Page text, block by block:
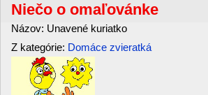
Niečo o omaľovánke
Názov: Unavené kuriatko
Z kategórie: Domáce zvieratká